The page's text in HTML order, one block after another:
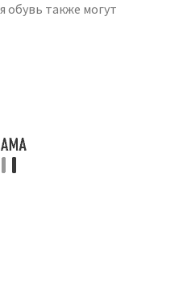
обувь также могут